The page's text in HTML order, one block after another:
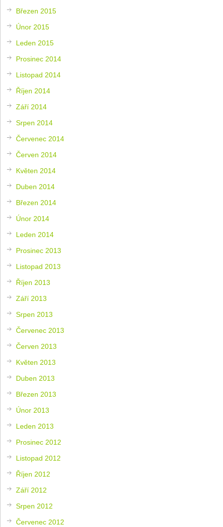
Březen 2015
Únor 2015
Leden 2015
Prosinec 2014
Listopad 2014
Říjen 2014
Září 2014
Srpen 2014
Červenec 2014
Červen 2014
Květen 2014
Duben 2014
Březen 2014
Únor 2014
Leden 2014
Prosinec 2013
Listopad 2013
Říjen 2013
Září 2013
Srpen 2013
Červenec 2013
Červen 2013
Květen 2013
Duben 2013
Březen 2013
Únor 2013
Leden 2013
Prosinec 2012
Listopad 2012
Říjen 2012
Září 2012
Srpen 2012
Červenec 2012